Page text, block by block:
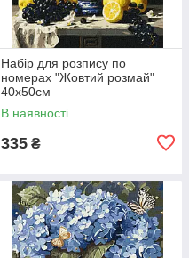
Набір для розпису по
номерах "Жовтий розмай"
40х50см
В наявності
335 ₴